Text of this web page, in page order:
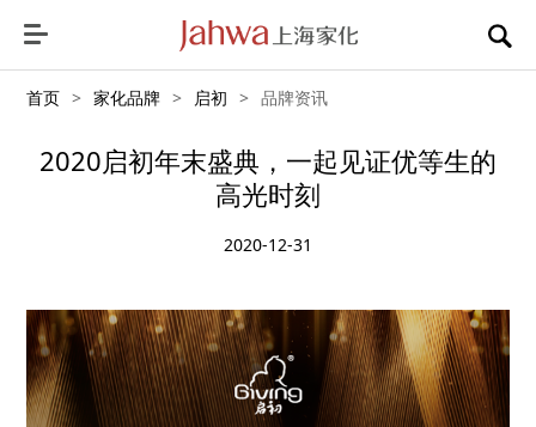
首页 > 家化品牌 > 启初 > 品牌资讯
2020启初年末盛典，一起见证优等生的
高光时刻
2020-12-31